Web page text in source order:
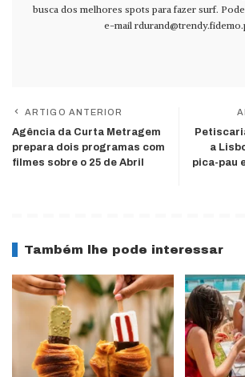
busca dos melhores spots para fazer surf.
e-mail
ARTIGO ANTERIOR
Agência da Curta Metragem
prepara dois programas com
filmes sobre o 25 de Abril
a
pica-pau
Também lhe pode interessar